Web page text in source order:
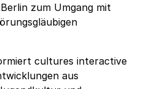
zum Umgang mit
cultures interactive
aus